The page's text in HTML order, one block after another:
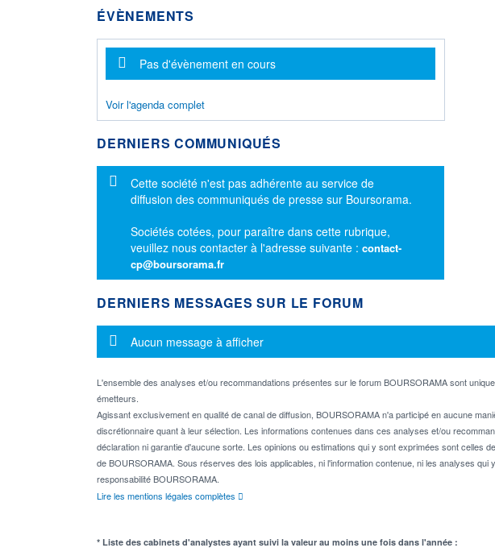
ÉVÈNEMENTS
Message d'information
Pas d'évènement en cours
Voir l'agenda complet
DERNIERS COMMUNIQUÉS
Message d'information
Cette société n'est pas adhérente au service de
diffusion des communiqués de presse sur Boursorama.
Sociétés cotées, pour paraître dans cette rubrique,
veuillez nous contacter à l'adresse suivante : contact-
cp@boursorama.fr
DERNIERS MESSAGES SUR LE FORUM
Message d'information
Aucun message à afficher
L'ensemble des analyses et/ou recommandations présentes sur le forum BOURSORAMA sont
émetteurs.
Agissant exclusivement en qualité de canal de diffusion, BOURSORAMA n'a participé en aucune
discrétionnaire quant à leur sélection. Les informations contenues dans ces analyses et/ou
déclaration ni garantie d'aucune sorte. Les opinions ou estimations qui y sont exprimées sont celles
de BOURSORAMA. Sous réserves des lois applicables, ni l'information contenue, ni les analyses
responsabilité BOURSORAMA.
Lire les mentions légales complètes
* Liste des cabinets d'analystes ayant suivi la valeur au moins une fois dans l'année :